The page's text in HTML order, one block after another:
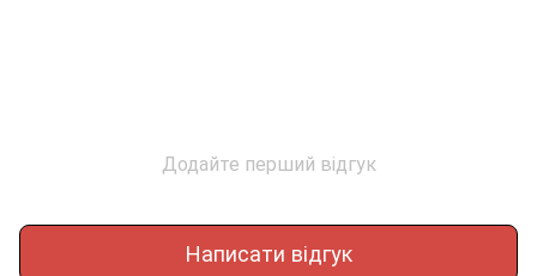
Додайте перший відгук
Написати відгук